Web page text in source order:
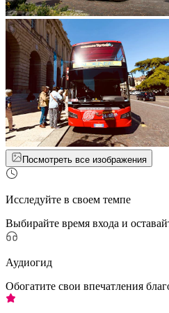
Посмотреть все изображения
Исследуйте в своем темпе
Выбирайте время входа и
Аудиогид
Обогатите свои впечатления